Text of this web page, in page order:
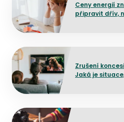
Ceny energií
připravit dřív,
Zrušení
Jaká je
Přejít na detail článku
Přejít na detail článku